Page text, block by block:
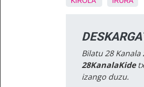
Bilatu 28
28KanalaKide
izango duzu.